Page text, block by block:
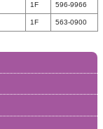
1F 596-9966
1F 563-0900